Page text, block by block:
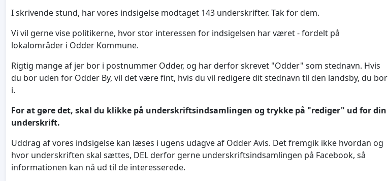
I skrivende stund, har vores indsigelse modtaget 143 underskrifter. Tak for dem.
Vi vil gerne vise politikerne, hvor stor interessen for indsigelsen har været - fordelt på
lokalområder i Odder Kommune.
Rigtig mange af jer bor i postnummer Odder, og har derfor skrevet "Odder" som stednavn. Hvis
du bor uden for Odder By, vil det være fint, hvis du vil redigere dit stednavn til den landsby, du bor
i.
For at gøre det, skal du klikke på underskriftsindsamlingen og trykke på "rediger" ud for din
underskrift.
Uddrag af vores indsigelse kan læses i ugens udagve af Odder Avis. Det fremgik ikke hvordan og
hvor underskriften skal sættes, DEL derfor gerne underskriftsindsamlingen på Facebook, så
informationen kan nå ud til de interesserede.